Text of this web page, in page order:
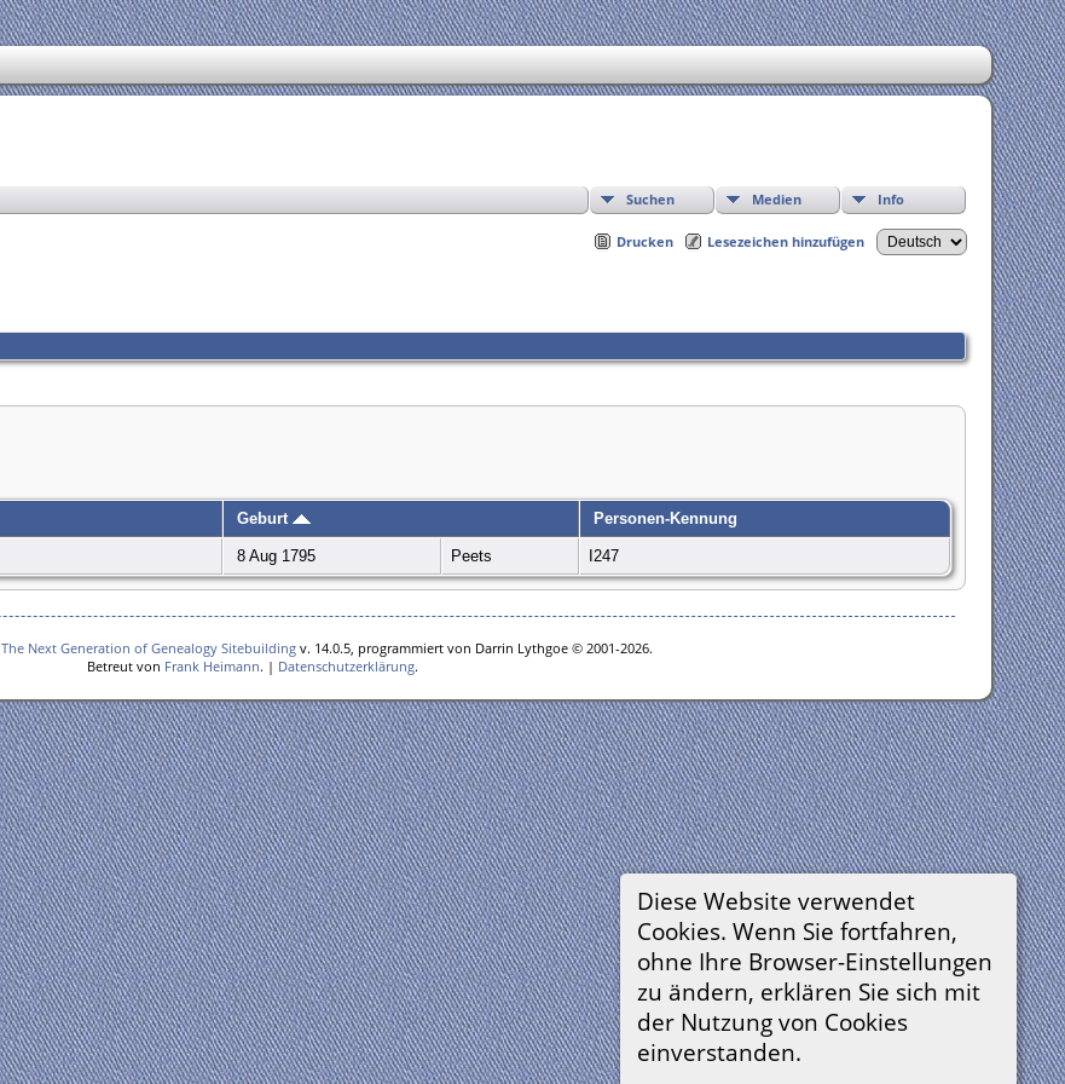
Suchen Medien Info
Drucken Lesezeichen hinzufügen
Diese Website verwendet
Cookies. Wenn Sie fortfahren,
ohne Ihre Browser-Einstellungen
zu ändern, erklären Sie sich mit
der Nutzung von Cookies
einverstanden.
Geburt Personen-Kennung
8 Aug 1795 Peets I247
The Next Generation of Genealogy Sitebuildingv. 14.0.5, programmiert von Darrin Lythgoe © 2001-2026.
Betreut von Frank Heimann. | Datenschutzerklärung.